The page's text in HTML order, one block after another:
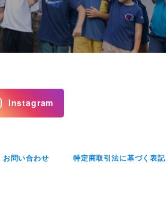
Instagram
お問い合わせ 特定商取引法に基づく表記